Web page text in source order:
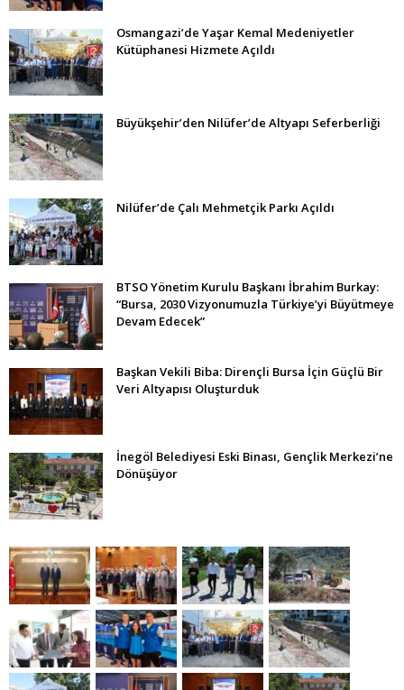
Osmangazi’de Yaşar Kemal Medeniyetler
Kütüphanesi Hizmete Açıldı
Büyükşehir’den Nilüfer’de Altyapı Seferberliği
Nilüfer’de Çalı Mehmetçik Parkı Açıldı
BTSO Yönetim Kurulu Başkanı İbrahim Burkay:
“Bursa, 2030 Vizyonumuzla Türkiye’yi Büyütmeye
Devam Edecek”
Başkan Vekili Biba: Dirençli Bursa İçin Güçlü Bir
Veri Altyapısı Oluşturduk
İnegöl Belediyesi Eski Binası, Gençlik Merkezi’ne
Dönüşüyor